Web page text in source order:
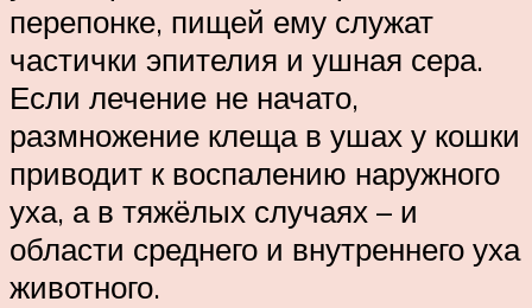
перепонке, пищей ему служат
частички эпителия и ушная сера.
Если лечение не начато,
размножение клеща в ушах у кошки
приводит к воспалению наружного
уха, а в тяжёлых случаях – и
области среднего и внутреннего уха
животного.